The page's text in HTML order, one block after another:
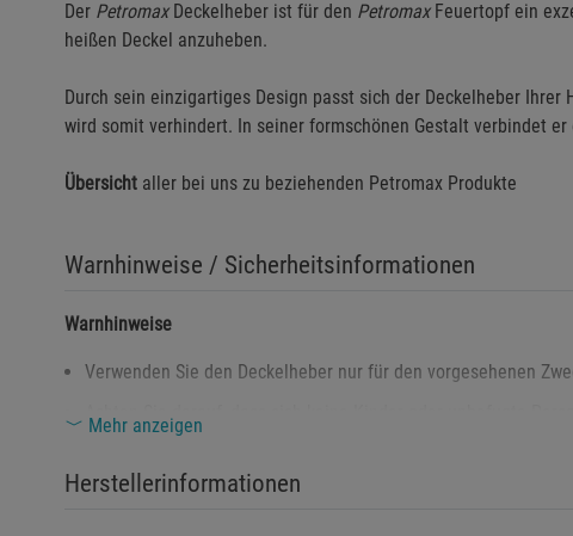
Der PetromaxDeckelheber ist für den PetromaxFeuertopf ein
heißen Deckel anzuheben.
Durch sein einzigartiges Design passt sich der Deckelheber Ihrer
wird somit verhindert. In seiner formschönen Gestalt verbindet er
Übersicht aller bei uns zu beziehenden Petromax Produkte
Warnhinweise / Sicherheitsinformationen
Warnhinweise
Verwenden Sie den Deckelheber nur für den vorgesehenen
Achten Sie darauf, dass sich keine Kinder oder unbefugte
Der Deckelheber kann während und nach dem Gebrauch heiß
Mehr anzeigen
Herstellerinformationen